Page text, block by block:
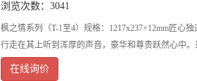
浏览次数：3041
枫之情系列（T-1至4）规格：1217x237×12mm匠心
行走在其上听到浑厚的声音，豪华和尊贵跃然心中。
在线询价